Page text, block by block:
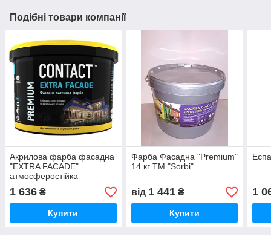
Подібні товари компанії
Акрилова фарба фасадна
"EXTRA FACADE"
атмосферостійка
1 636 ₴
Купити
Фарба Фасадна "Premium"
14 кг ТМ "Sorbi"
від 1 441₴
Купити
1